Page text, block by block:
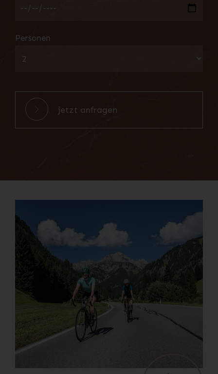
Personen
jetzt anfragen